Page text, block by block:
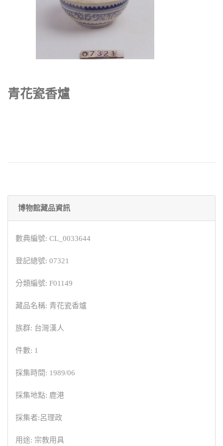
青花瓷香爐
博物館藏品資訊
數典編號: CL_0033644
登記總號: 07321
分類編號: F01149
藏品名稱: 青花瓷香爐
族群: 台灣漢人
件數: 1
採集時間: 1989/06
採集地點: 鹿港
採集者:呂理政
用途: 宗教用具